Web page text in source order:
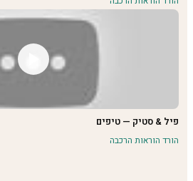
פיל & סטיק — טיפים
הורד הוראות הרכבה